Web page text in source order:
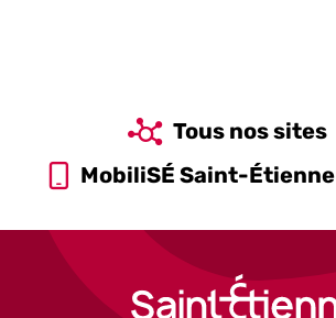
MobiliSÉ Saint-Étienne
Tous nos sites